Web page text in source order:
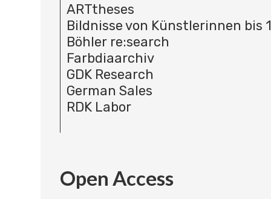
ARTtheses
Bildnisse von Künstlerinnen bis
Böhler re:search
Farbdiaarchiv
GDK Research
German Sales
RDK Labor
Open Access